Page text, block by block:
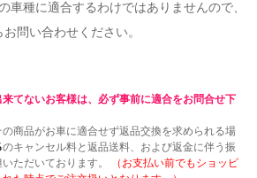
車種に適合するわけではありませんので、
お問い合わせください。
てないお客様は、必ず事前に適合をお問合せ下
商品がお車に適合せず返品交換を求められる場
のキャンセル料と返品送料、および返金に伴う振
ただいております。
（お支払い前でもショッピ